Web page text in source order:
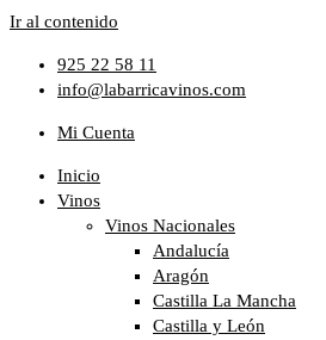
Ir al contenido
925 22 58 11
info@labarricavinos.com
Mi Cuenta
Inicio
Vinos
Vinos Nacionales
Andalucía
Aragón
Castilla La Mancha
Castilla y León